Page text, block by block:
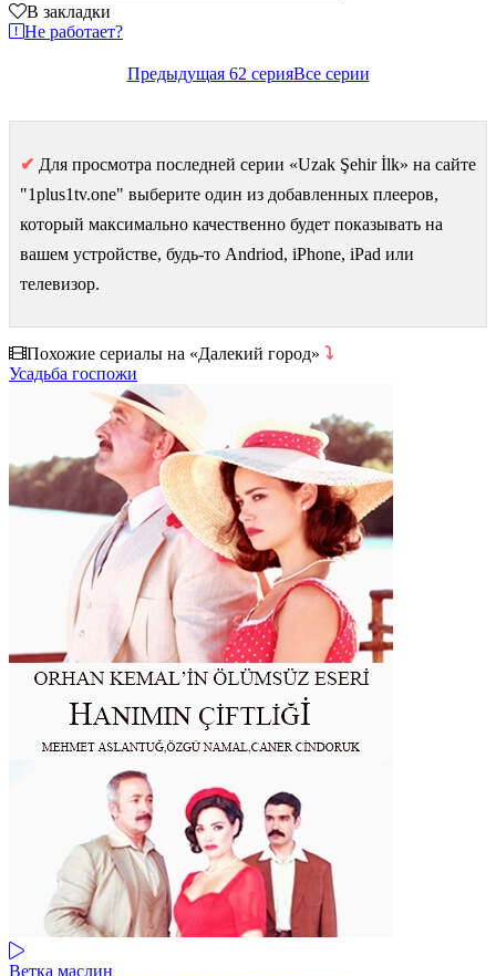
В закладки
Не работает?
Предыдущая 62 серияВсе серии
✔ Для просмотра последней серии «Uzak Şehir İlk» на сайте
"1plus1tv.one" выберите один из добавленных плееров,
который максимально качественно будет показывать на
вашем устройстве, будь-то Andriod, iPhone, iPad или
телевизор.
Похожие сериалы на «Далекий город» ⤵
Усадьба госпожи
Ветка маслин